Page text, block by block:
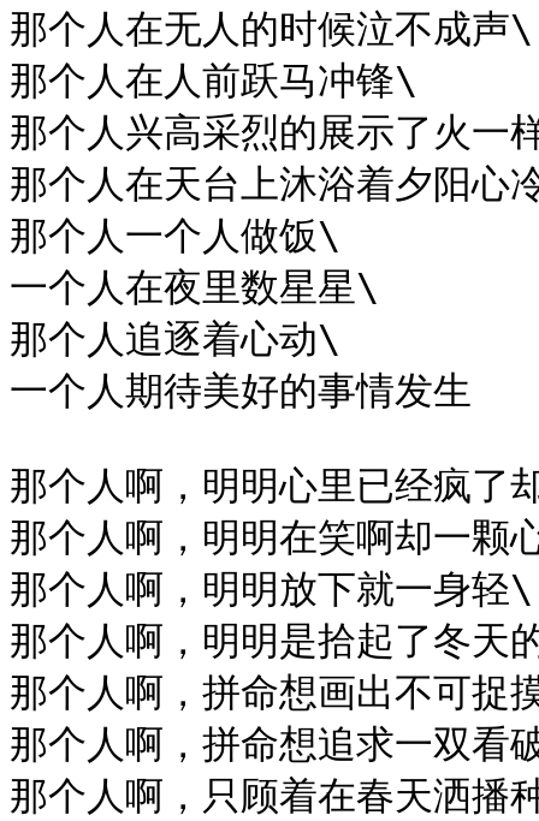
那个人在无人的时候泣不成声\
那个人在人前跃马冲锋\
那个人兴高采烈的展示了火一
那个人在天台上沐浴着夕阳心
那个人一个人做饭\
一个人在夜里数星星\
那个人追逐着心动\
一个人期待美好的事情发生
那个人啊，明明心里已经疯了
那个人啊，明明在笑啊却一颗
那个人啊，明明放下就一身轻\
那个人啊，明明是拾起了冬天
那个人啊，拼命想画出不可捉
那个人啊，拼命想追求一双看
那个人啊，只顾着在春天洒播